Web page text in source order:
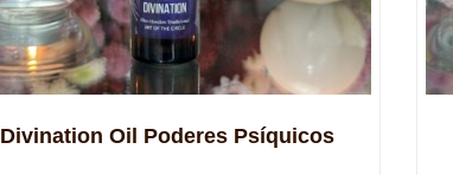
Divination Oil Poderes Psíquicos